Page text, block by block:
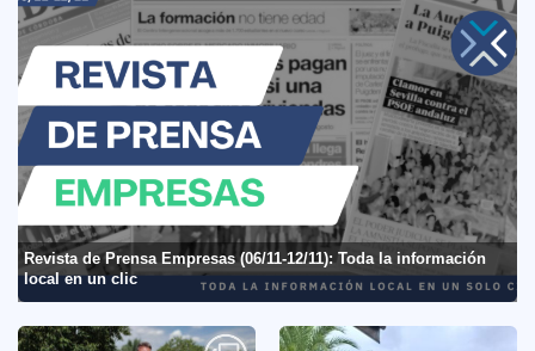
Revista de Prensa Empresas (06/11-12/11): Toda la información
local en un clic